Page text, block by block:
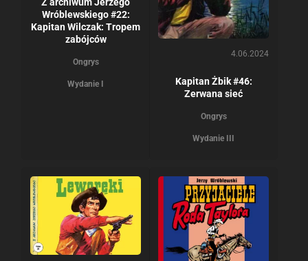
Wróblewskiego #22:
Kapitan Wilczak: Tropem
zabójców
Ongrys
Wydanie I
4.06.2024
Kapitan Żbik #46:
Zerwana sieć
Ongrys
Wydanie III